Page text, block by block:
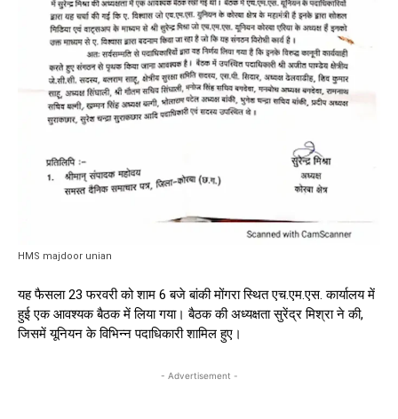
HMS majdoor unian
यह फैसला 23 फरवरी को शाम 6 बजे बांकी मोंगरा स्थित एच.एम.एस. कार्यालय में
हुई एक आवश्यक बैठक में लिया गया। बैठक की अध्यक्षता सुरेंद्र मिश्रा ने की,
जिसमें यूनियन के विभिन्न पदाधिकारी शामिल हुए।
- Advertisement -